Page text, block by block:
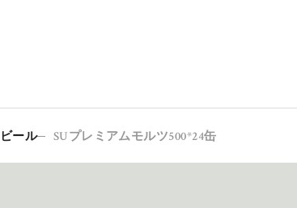
ビール SUプレミアムモルツ500*24缶